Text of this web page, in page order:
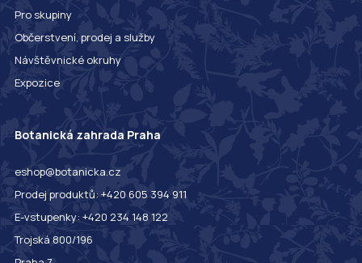
Pro skupiny
Občerstvení, prodej a služby
Návštěvnické okruhy
Expozice
Botanická zahrada Praha
eshop@botanicka.cz
Prodej produktů: +420 605 394 911
E-vstupenky: +420 234 148 122
Trojská 800/196